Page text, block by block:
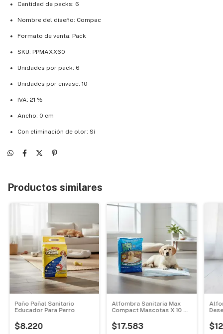
Cantidad de packs: 6
Nombre del diseño: Compac
Formato de venta: Pack
SKU: PPMAXX60
Unidades por pack: 6
Unidades por envase: 10
IVA: 21 %
Ancho: 0 cm
Con eliminación de olor: Sí
Productos similares
Paño Pañal Sanitario
Educador Para Perro
$8.220
Alfombra Sanitaria Max
Compact Mascotas X 10 Ud
$17.583